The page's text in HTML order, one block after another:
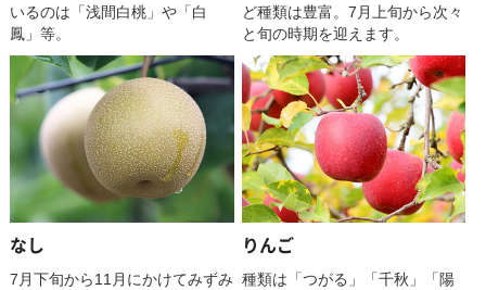
いるのは「浅間白桃」や「白
鳳」等。
ど種類は豊富。7月上旬から次々
と旬の時期を迎えます。
なし
​​​​​​​7月下旬から11月にかけてみずみ
りんご
種類は「つがる」「千秋」「陽